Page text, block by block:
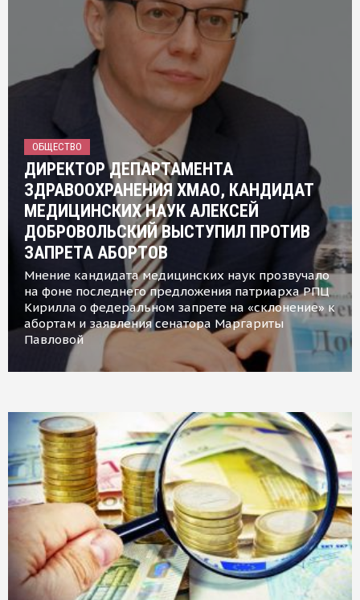
ОБЩЕСТВО
ДИРЕКТОР ДЕПАРТАМЕНТА
ЗДРАВООХРАНЕНИЯ ХМАО, КАНДИДАТ
МЕДИЦИНСКИХ НАУК АЛЕКСЕЙ
ДОБРОВОЛЬСКИЙ ВЫСТУПИЛ ПРОТИВ
ЗАПРЕТА АБОРТОВ
Мнение кандидата медицинских наук прозвучало
на фоне последнего предложения патриарха РПЦ
Кирилла о федеральном запрете на «склонение» к
абортам и заявления сенатора Маргариты
Павловой